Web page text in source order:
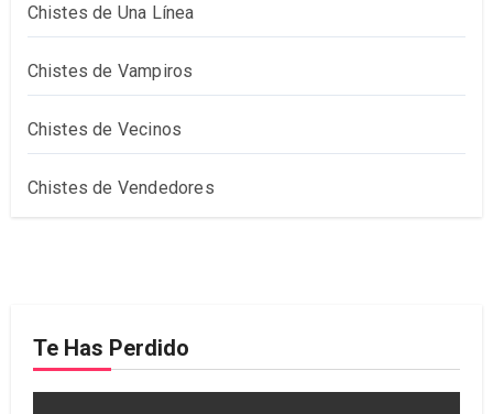
Chistes de Una Línea
Chistes de Vampiros
Chistes de Vecinos
Chistes de Vendedores
Te Has Perdido